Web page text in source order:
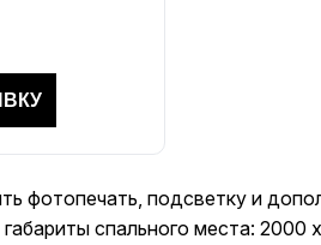
фотопечать, подсветку и
спального места: 2000